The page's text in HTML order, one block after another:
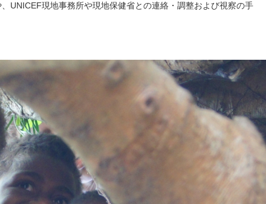
UNICEF現地事務所や現地保健省との連絡・調整および視察の手